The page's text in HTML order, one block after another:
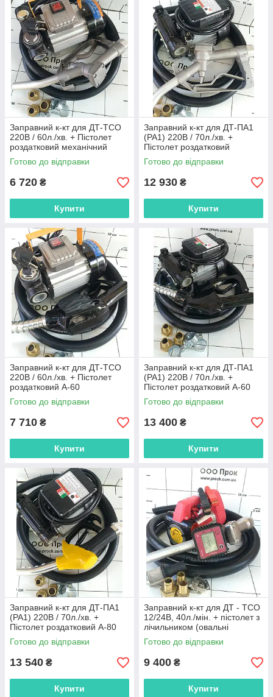
Заправний к-кт для ДТ-ТСО
220В / 60л./хв. + Пістолет
роздатковий механічний
Готово до відправки
6 720 ₴
Купити
Заправний к-кт для ДТ-ПА1
(PA1) 220В / 70л./хв. +
Пістолет роздатковий
механічний
Готово до відправки
12 930 ₴
Купити
Заправний к-кт для ДТ-ТСО
220В / 60л./хв. + Пістолет
роздатковий А-60
автоматичний з відсічкою
Готово до відправки
7 710 ₴
Купити
Заправний к-кт для ДТ-ПА1
(PA1) 220В / 70л./хв. +
Пістолет роздатковий А-60
автоматичний з відсічкою
Готово до відправки
13 400 ₴
Купити
Заправний к-кт для ДТ-ПА1
(PA1) 220В / 70л./хв. +
Пістолет роздатковий А-80
(ZVA) автоматичний з
відсічкою
Готово до відправки
13 540 ₴
Купити
Заправний к-кт для ДТ - ТСО
12/24В, 40л./мін. + пістолет з
лічильником (овальні
шестерні)
Готово до відправки
9 400 ₴
Купити